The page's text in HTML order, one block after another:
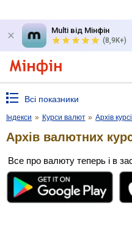
Multi від Мінфін
(8,9K+)
Всі показники
Індекси » Курси валют » Архів
Архів валютних
Все про валюту теперь і в